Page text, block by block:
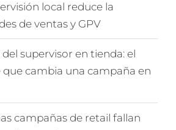
local reduce la
de ventas y GPV
supervisor en tienda: el
cambia una campaña en
campañas de retail fallan